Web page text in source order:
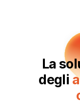
La
‍ degli